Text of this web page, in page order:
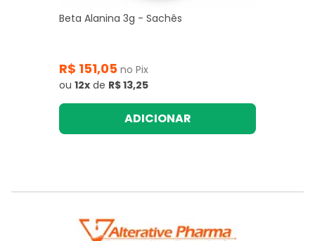
Beta Alanina 3g - Sachês
R$ 151,05 no Pix
ou 12x de R$ 13,25
ADICIONAR